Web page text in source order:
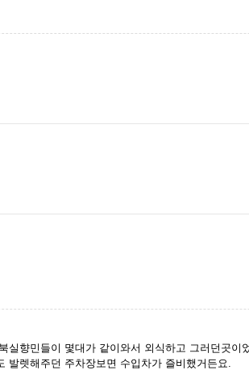
실향민들이 몇대가 같이와서 외식하고 그러던곳
발렛해주던 주차장보면 수입차가 즐비했거든요.